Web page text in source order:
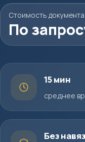
Стоимость
По
15 мин
среднее
Без